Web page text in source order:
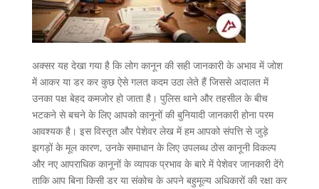
अक्सर यह देखा गया है कि लोग कानून की सही जानकारी के अभाव में जोश
में आकर या डर कर कुछ ऐसे गलत कदम उठा लेते हैं जिससे अदालत में
उनका पक्ष बेहद कमजोर हो जाता है। पुलिस थाने और तहसील के बीच
भटकने से बचने के लिए आपको कानूनों की बुनियादी जानकारी होना परम
आवश्यक है। इस विस्तृत और पेशेवर लेख में हम आपको संपत्ति से जुड़े
झगड़ों के मूल कारण, उनके समाधान के लिए उपलब्ध ठोस कानूनी विकल्प
और नए आपराधिक कानूनों के व्यापक प्रभाव के बारे में पेशेवर जानकारी देंगे
ताकि आप बिना किसी डर या संकोच के अपने बहुमूल्य अधिकारों की रक्षा कर